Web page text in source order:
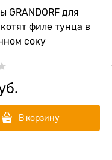
GRANDORF для
филе тунца в
соку
В корзину